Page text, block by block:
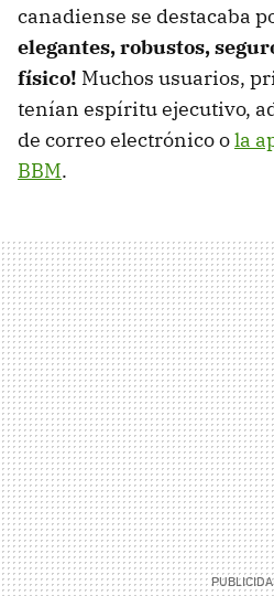
canadiense se destacaba
elegantes, robustos,
físico! Muchos usuarios,
tenían espíritu ejecutivo,
de correo electrónico ola
BBM.